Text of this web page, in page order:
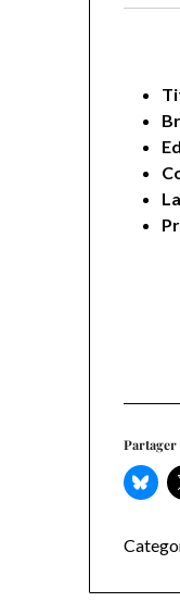
Partager